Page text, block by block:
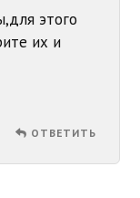
этого
их и
ОТВЕТИТЬ